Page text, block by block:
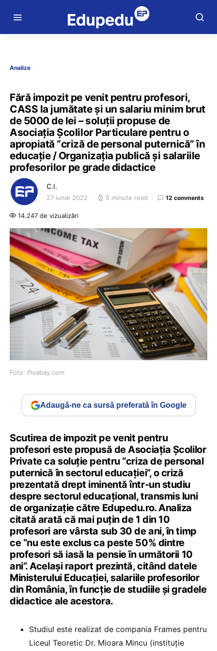
Analize
Fără impozit pe venit pentru profesori,
CASS la jumătate și un salariu minim brut
de 5000 de lei – soluții propuse de
Asociația Școlilor Particulare pentru o
apropiată “criză de personal puternică” în
educație / Organizația publică și salariile
profesorilor pe grade didactice
C.I.
27 iunie 2022 5 minute read 12 comments
14.247 de vizualizări
Foto: Pixabay.com
Adaugă-ne ca sursă preferată în Google
Scutirea de impozit pe venit pentru
profesori este propusă de Asociația Școlilor
Private ca soluție pentru “criza de personal
puternică în sectorul educației”, o criză
prezentată drept iminentă într-un studiu
despre sectorul educațional, transmis luni
de organizație către Edupedu.ro. Analiza
citată arată că mai puțin de 1 din 10
profesori are vârsta sub 30 de ani, în timp
ce “nu este exclus ca peste 50% dintre
profesori să iasă la pensie în următorii 10
ani”. Același raport prezintă, citând datele
Ministerului Educației, salariile profesorilor
din România, în funcție de studiile și gradele
didactice ale acestora.
Studiul este realizat de compania Frames pentru
Liceul Teoretic Dr. Mioara Mincu (instituție